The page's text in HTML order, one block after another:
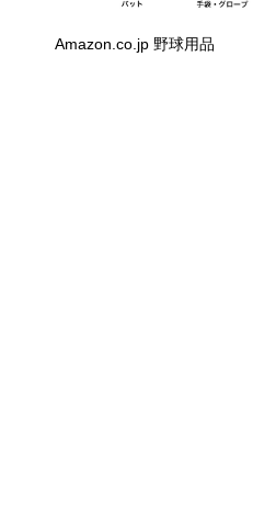
Amazon.co.jp 野球用品